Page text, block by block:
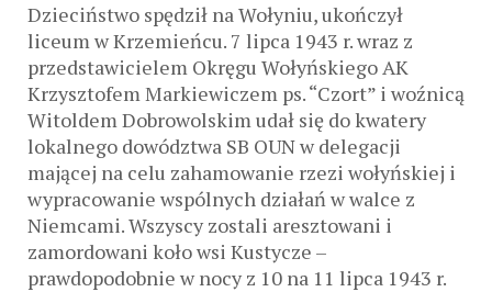
Dzieciństwo spędził na Wołyniu, ukończył
liceum w Krzemieńcu. 7 lipca 1943 r. wraz z
przedstawicielem Okręgu Wołyńskiego AK
Krzysztofem Markiewiczem ps. “Czort” i woźnicą
Witoldem Dobrowolskim udał się do kwatery
lokalnego dowództwa SB OUN w delegacji
mającej na celu zahamowanie rzezi wołyńskiej i
wypracowanie wspólnych działań w walce z
Niemcami. Wszyscy zostali aresztowani i
zamordowani koło wsi Kustycze –
prawdopodobnie w nocy z 10 na 11 lipca 1943 r.